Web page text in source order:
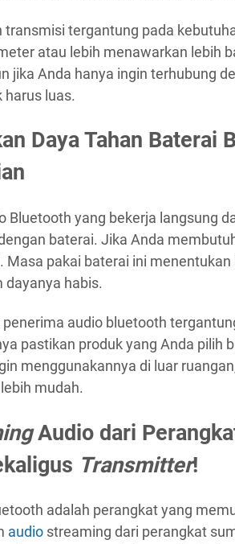
transmisi tergantung pada
atau lebih menawarkan lebih
jika Anda hanya ingin terhubung
harus luas.
Daya Tahan Baterai
Bluetooth yang bekerja langsung
baterai. Jika Anda
Masa pakai baterai ini
dayanya habis.
audio bluetooth
pastikan produk yang Anda pilih
menggunakannya di luar
mudah.
Audio dari
Transmitter!
adalah perangkat yang
audio streaming dari perangkat